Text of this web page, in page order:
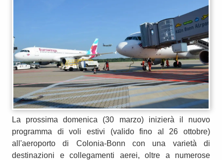
La prossima domenica (30 marzo) inizierà il nuovo
programma di voli estivi (valido fino al 26 ottobre)
all'aeroporto di Colonia-Bonn con una varietà di
destinazioni e collegamenti aerei, oltre a numerose